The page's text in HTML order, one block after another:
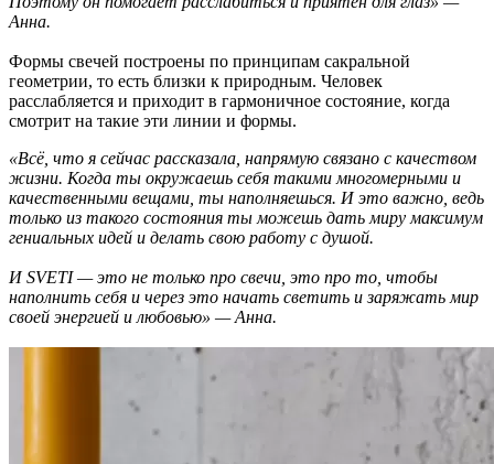
Анна.
Формы свечей построены по принципам сакральной
геометрии, то есть близки к природным. Человек
расслабляется и приходит в гармоничное состояние, когда
смотрит на такие эти линии и формы.
«Всё, что я сейчас рассказала, напрямую связано с качеством
жизни. Когда ты окружаешь себя такими многомерными и
качественными вещами, ты наполняешься. И это важно, ведь
только из такого состояния ты можешь дать миру максимум
гениальных идей и делать свою работу с душой.
И SVETI — это не только про свечи, это про то, чтобы
наполнить себя и через это начать светить и заряжать мир
своей энергией и любовью» — Анна.